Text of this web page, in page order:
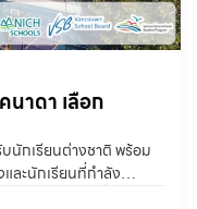
นาดา เลือก
บนักเรียนต่างชาติ พร้อม
ละนักเรียนที่กำลัง
เทศแคนาดา หนึ่งใน